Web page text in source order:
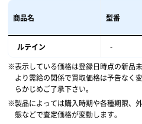
商品名 型番
ルテイン -
表示している価格は登録日時点の新品
より需給の関係で買取価格は予告なく
らかじめご了承下さい。
製品によっては購入時期や各種期限、
態などで査定価格が変動します。